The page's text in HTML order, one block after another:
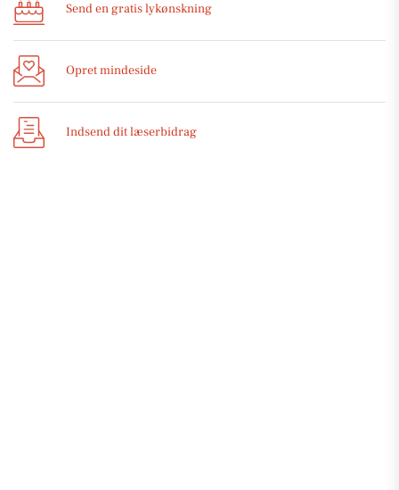
Send en gratis lykønskning
Opret mindeside
Indsend dit læserbidrag